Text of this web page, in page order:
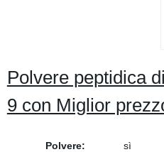
Polvere peptidica
9 con Miglior
Polvere:
sì